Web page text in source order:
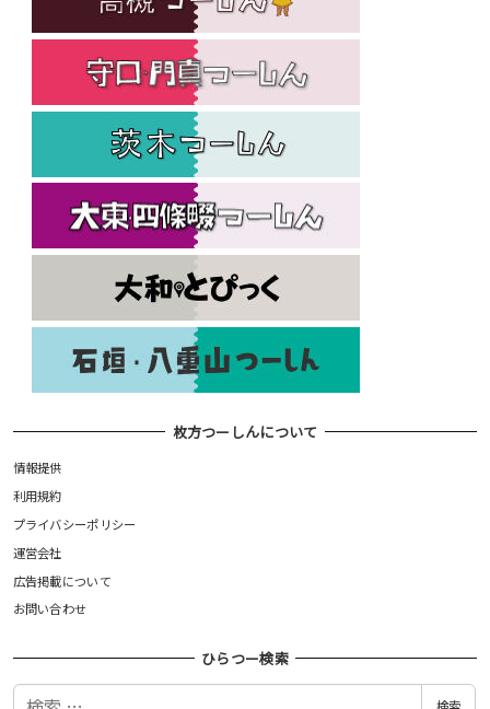
枚方つーしんについて
情報提供
利用規約
プライバシーポリシー
運営会社
広告掲載について
お問い合わせ
ひらつー検索
検